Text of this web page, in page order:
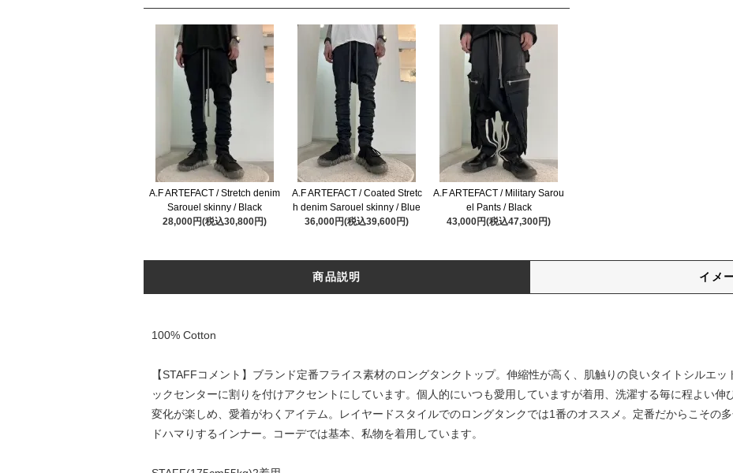
A.F ARTEFACT / Stretch denim
Sarouel skinny / Black
28,000円(税込30,800円)
A.F ARTEFACT / Coated Stretc
h denim Sarouel skinny / Blue
36,000円(税込39,600円)
A.F ARTEFACT / Military Sarou
el Pants / Black
43,000円(税込47,300円)
商品説明 イメ
100% Cotton
【STAFFコメント】ブランド定番フライス素材のロングタンクトップ。伸縮性が高く、肌触りの良いタイトシルエ
ックセンターに割りを付けアクセントにしています。個人的にいつも愛用していますが着用、洗濯する毎に程よい伸
変化が楽しめ、愛着がわくアイテム。レイヤードスタイルでのロングタンクでは1番のオススメ。定番だからこその
ドハマりするインナー。コーデでは基本、私物を着用しています。